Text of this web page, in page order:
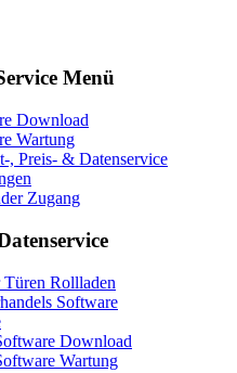
Menü
Download
Wartung
, Preis- & Datenservice
Zugang
Türen Rollladen
Software
Download
Wartung